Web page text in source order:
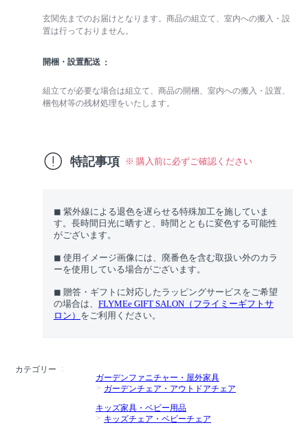
玄関先までのお届けとなります。商品の組立て、室内への搬入・設
置は行っておりません。
開梱・設置配送
組立てが必要な場合は組立て、商品の開梱、室内への搬入・設置、
梱包材等の残材処理をいたします。
特記事項 ※ 購入前に必ずご確認ください
◼︎ 紫外線による退色を遅らせる特殊加工を施していま
す。長時間日光に晒すと、時間とともに変色する可能性
がございます。
◼︎ 使用イメージ画像には、廃番色を含む取扱い外のカラ
ーを使用している場合がございます。
◼︎ 贈答・ギフトに対応したラッピングサービスをご希望
の場合は、 FLYMEe GIFT SALON（フライミーギフトサ
ロン） をご利用ください。
カテゴリー
ガーデンファニチャー・屋外家具
ガーデンチェア・アウトドアチェア
キッズ家具・ベビー用品
キッズチェア・ベビーチェア